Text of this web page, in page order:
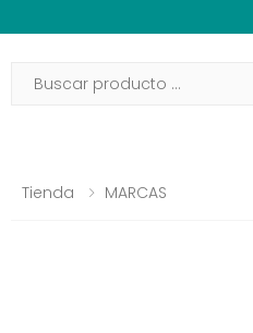
Tienda MARCAS